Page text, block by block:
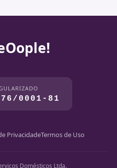
0001-81
PrivacidadeTermos de Uso
Domésticos Ltda.